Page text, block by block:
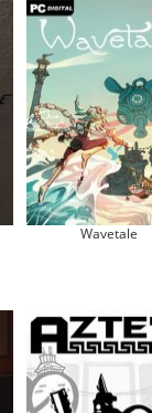
Wavetale